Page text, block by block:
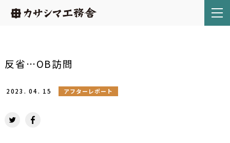
反省…OB訪問
2023. 04. 15 アフターレポート